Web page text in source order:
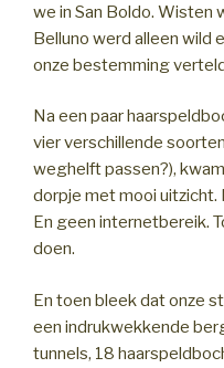
we in San Boldo. Wisten
Belluno werd alleen wild
onze bestemming
Na een paar
vier verschillende
weghelft passen?),
dorpje met mooi uitzicht.
En geen internetbereik.
doen.
En toen bleek dat onze
een indrukwekkende
tunnels, 18